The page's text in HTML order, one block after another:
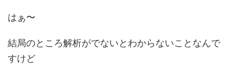
はぁ〜
結局のところ解析がでないとわからないことなんで
すけど